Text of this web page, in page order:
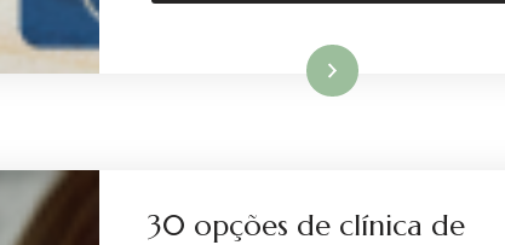
Ler mais
30 opções de clínica de